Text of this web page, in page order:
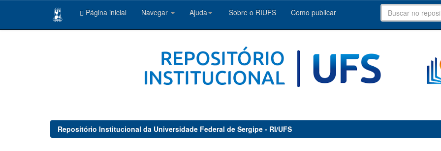
Página inicial Navegar Ajuda Sobre o RIUFS Como publicar
Repositório Institucional da Universidade Federal de Sergipe - RI/UFS